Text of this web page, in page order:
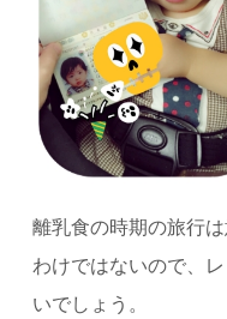
離乳食の時期の旅行
わけではないので、
いでしょう。